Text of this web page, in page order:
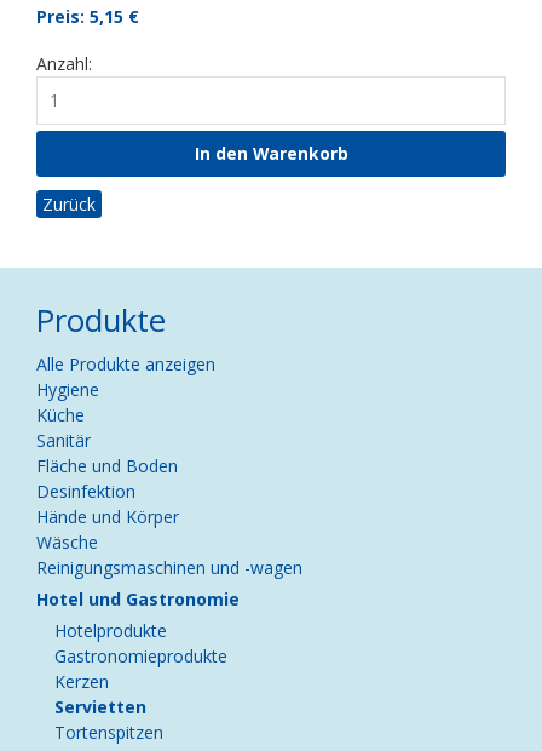
Preis: 5,15 €
Anzahl:
Zurück
Produkte
Navigation
überspringen
Alle Produkte anzeigen
Hygiene
Küche
Sanitär
Fläche und Boden
Desinfektion
Hände und Körper
Wäsche
Reinigungsmaschinen und -wagen
Hotel und Gastronomie
Hotelprodukte
Gastronomieprodukte
Kerzen
Servietten
Tortenspitzen